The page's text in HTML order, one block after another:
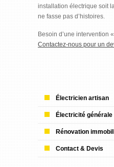
installation électrique soit
ne fasse pas d’histoires.
Besoin d’une intervention
Contactez-nous pour un
Électricien artisan
Électricité générale
Rénovation
Contact & Devis